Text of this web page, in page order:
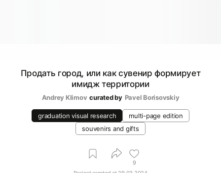
Продать город, или как сувенир формирует
имидж территории
Andrey Klimov curated by Pavel Borisovskiy
graduation visual research
multi-page edition
souvenirs and gifts
9